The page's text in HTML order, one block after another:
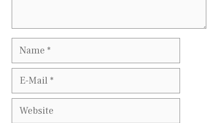
Name
E-
Website